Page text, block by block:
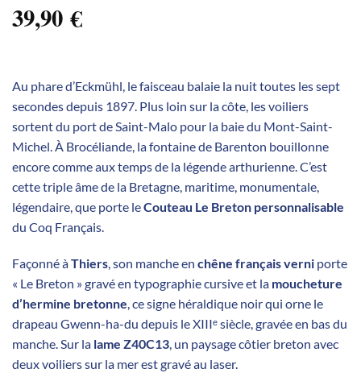
39,90€
Au phare d’Eckmühl, le faisceau balaie la nuit toutes les sept
secondes depuis 1897. Plus loin sur la côte, les voiliers
sortent du port de Saint-Malo pour la baie du Mont-Saint-
Michel. À Brocéliande, la fontaine de Barenton bouillonne
encore comme aux temps de la légende arthurienne. C’est
cette triple âme de la Bretagne, maritime, monumentale,
légendaire, que porte leCouteau Le Breton personnalisable
du Coq Français.
Façonné àThiers, son manche en chêne français verni porte
« Le Breton » gravé en typographie cursive et la moucheture
d’hermine bretonne, ce signe héraldique noir qui orne le
drapeau Gwenn-ha-du depuis le XIIIᵉ siècle, gravée en bas du
manche. Sur la lame Z40C13, un paysage côtier breton avec
deux voiliers sur la mer est gravé au laser.